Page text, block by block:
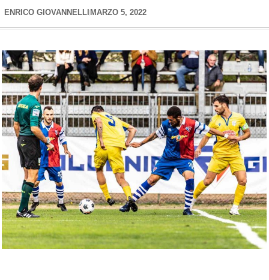
ENRICO GIOVANNELLI MARZO 5, 2022